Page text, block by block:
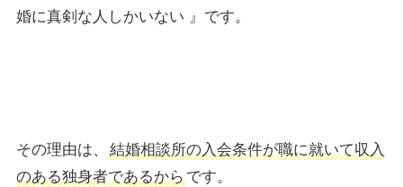
婚に真剣な人しかいない 』です。
その理由は、
結婚相談所の入会条件が職に就いて収入
のある独身者であるから です。